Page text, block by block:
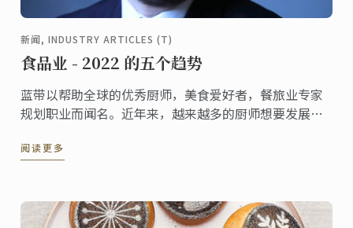
新闻, INDUSTRY ARTICLES (T)
食品业 - 2022 的五个趋势
蓝带以帮助全球的优秀厨师，美食爱好者，餐旅业专家
规划职业而闻名。近年来，越来越多的厨师想要发展自
为了学生追求餐旅业职业生涯强烈的动力。市场研究和
2022年应该牢记的趋势。
阅读更多